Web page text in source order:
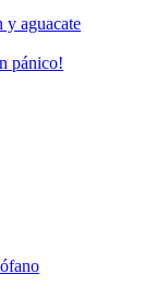
y aguacate
pánico!